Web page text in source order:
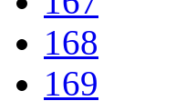
168
169